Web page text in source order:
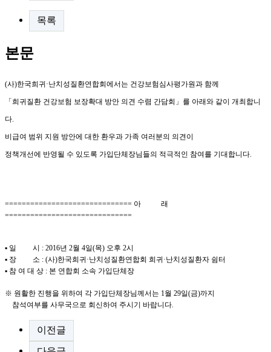
목록
본문
(사)한국희귀·난치성질환연합회에서는 건강보험심사평가원과 함께
「희귀질환 건강보험 보장확대 방안 의견 수렴 간담회」를 아래와 같이 개최합니
다.
비급여 범위 지원 방안에 대한 환우과 가족 여러분의 의견이
정책개선에 반영될 수 있도록 가입단체장님들의 적극적인 참여를 기대합니다.
============================== 아 래
==============================
▪ 일 시 : 2016년 2월 4일(목) 오후 2시
▪ 장 소 : (사)한국희귀·난치성질환연합회 희귀·난치성질환자 쉼터
▪ 참 여 대 상 : 본 연합회 소속 가입단체장
※ 원활한 진행을 위하여 각 가입단체장님께서는 1월 29일(금)까지
참석여부를 사무국으로 회신하여 주시기 바랍니다.
이전글